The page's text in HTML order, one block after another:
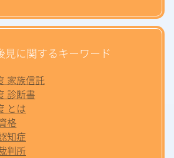
見に関するキーワード
家族信託
診断書
とは
格
知症
判所